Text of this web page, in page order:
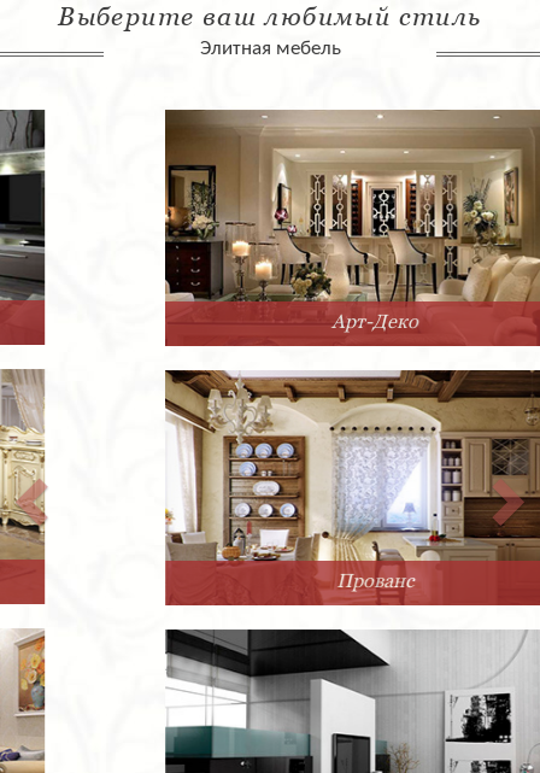
Выберите ваш любимый стиль
Элитная мебель
Арт-Деко